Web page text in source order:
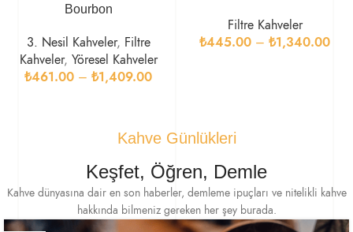
Bourbon
3. Nesil Kahveler, Filtre
Kahveler, Yöresel Kahveler
₺461.00 – ₺1,409.00
Filtre Kahveler
₺445.00 – ₺1,340.00
Kahve Günlükleri
Keşfet, Öğren, Demle
Kahve dünyasına dair en son haberler, demleme ipuçları ve nitelikli kahve
hakkında bilmeniz gereken her şey burada.